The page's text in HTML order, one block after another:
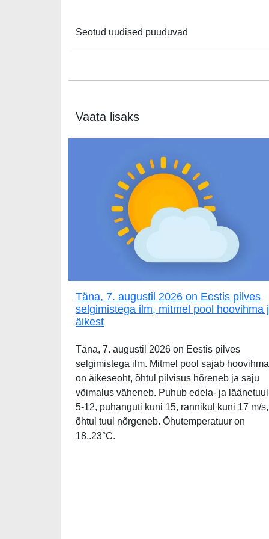
Seotud uudised puuduvad
Vaata lisaks
Täna, 7. augustil 2026 on Eestis pilves
selgimistega ilm, mitmel pool hoovihma
äikest
Täna, 7. augustil 2026 on Eestis pilves
selgimistega ilm. Mitmel pool sajab
on äikeseoht, õhtul pilvisus hõreneb ja saju
võimalus väheneb. Puhub edela- ja läänetuul
5-12, puhanguti kuni 15, rannikul kuni 17 m/s,
õhtul tuul nõrgeneb. Õhutemperatuur on
18..23°C.